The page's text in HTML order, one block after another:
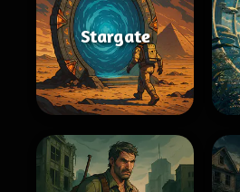
Stargate